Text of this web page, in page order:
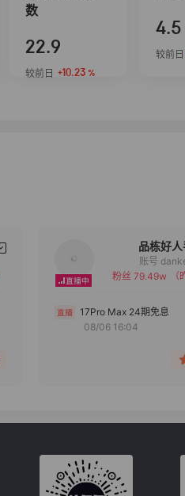
数
22.9
较前日 +10.23 %
4.5
较前日
品栋好
备注
分组
账号
粉丝 79.49w
17Pro Max 24期免息
08/06 16:04